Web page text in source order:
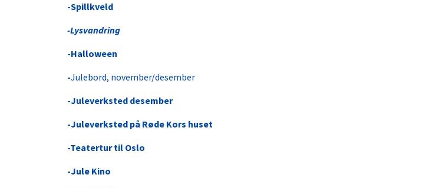
-Spillkveld
-Lysvandring
-Halloween
-Julebord, november/desember
-Juleverksted desember
-Juleverksted på Røde Kors huset
-Teatertur til Oslo
-Jule Kino